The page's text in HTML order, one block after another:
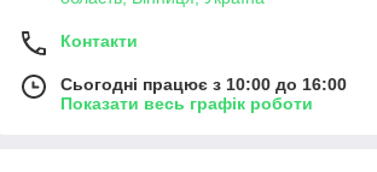
Контакти
Сьогодні працює з 10:00 до 16:00
Показати весь графік роботи